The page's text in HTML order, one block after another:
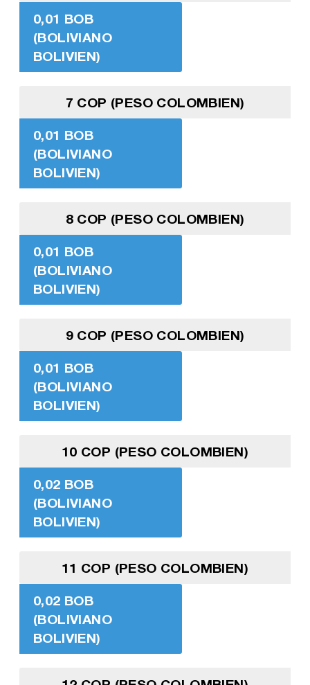
0,01 BOB
(BOLIVIANO
BOLIVIEN)
7 COP (PESO COLOMBIEN)
0,01 BOB
(BOLIVIANO
BOLIVIEN)
8 COP (PESO COLOMBIEN)
0,01 BOB
(BOLIVIANO
BOLIVIEN)
9 COP (PESO COLOMBIEN)
0,01 BOB
(BOLIVIANO
BOLIVIEN)
10 COP (PESO COLOMBIEN)
0,02 BOB
(BOLIVIANO
BOLIVIEN)
11 COP (PESO COLOMBIEN)
0,02 BOB
(BOLIVIANO
BOLIVIEN)